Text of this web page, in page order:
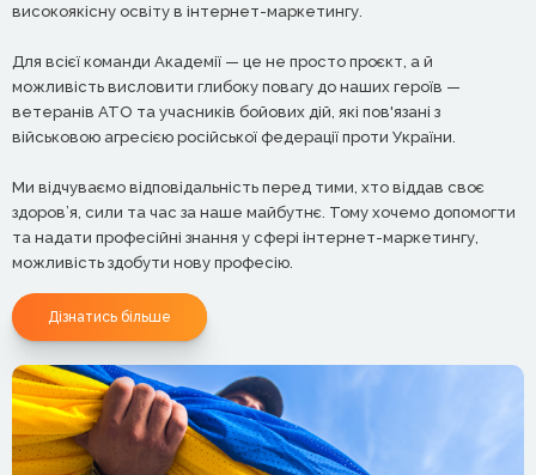
високоякісну освіту в інтернет-маркетингу.
Для всієї команди Академії — це не просто проєкт, а й
можливість висловити глибоку повагу до наших героїв —
ветеранів АТО та учасників бойових дій, які пов'язані з
військовою агресією російської федерації проти України.
Ми відчуваємо відповідальність перед тими, хто віддав своє
здоров’я, сили та час за наше майбутнє. Тому хочемо допомогти
та надати професійні знання у сфері інтернет-маркетингу,
можливість здобути нову професію.
Дізнатись більше